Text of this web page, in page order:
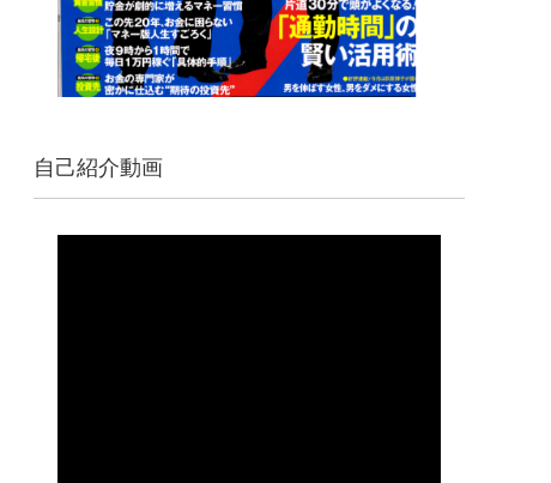
自己紹介動画